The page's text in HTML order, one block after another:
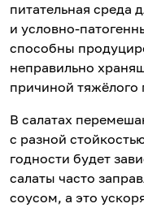
питательная среда
и условно-
способны
неправильно
причиной тяжёлого
В салатах
с разной
годности будет
салаты часто
соусом, а это